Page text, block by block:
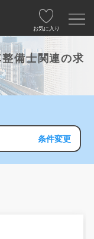
お気に入り
備士関連の求
条件変更